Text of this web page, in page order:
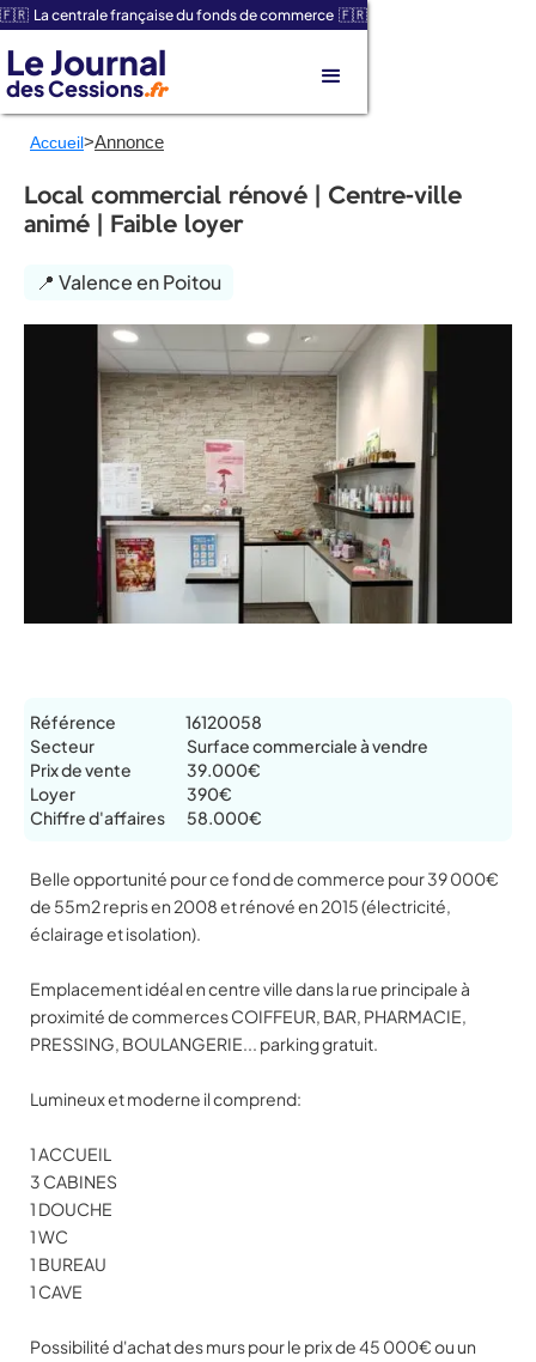
🇫🇷 La centrale française du fonds de commerce 🇫🇷
Le Journal
des Cessions.fr
Accueil>Annonce
Local commercial rénové | Centre-ville
animé | Faible loyer
📍 Valence en Poitou
Référence
Secteur
Prix de vente
Loyer
Chiffre d'affaires
16120058
Surface commerciale à vendre
39.000€
390€
58.000€
Belle opportunité pour ce fond de commerce pour 39 000€
de 55m2 repris en 2008 et rénové en 2015 (électricité,
éclairage et isolation).
Emplacement idéal en centre ville dans la rue principale à
proximité de commerces COIFFEUR, BAR, PHARMACIE,
PRESSING, BOULANGERIE... parking gratuit.
Lumineux et moderne il comprend:
1 ACCUEIL
3 CABINES
1 DOUCHE
1 WC
1 BUREAU
1 CAVE
Possibilité d'achat des murs pour le prix de 45 000€ ou un